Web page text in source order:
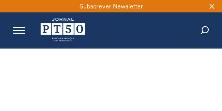
Subscrever Newsletter